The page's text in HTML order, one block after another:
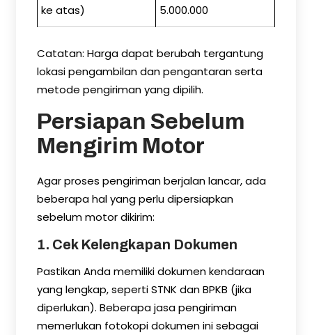
ke atas)
5.000.000
Catatan: Harga dapat berubah tergantung
lokasi pengambilan dan pengantaran serta
metode pengiriman yang dipilih.
Persiapan Sebelum
Mengirim Motor
Agar proses pengiriman berjalan lancar, ada
beberapa hal yang perlu dipersiapkan
sebelum motor dikirim:
1. Cek Kelengkapan Dokumen
Pastikan Anda memiliki dokumen kendaraan
yang lengkap, seperti STNK dan BPKB (jika
diperlukan). Beberapa jasa pengiriman
memerlukan fotokopi dokumen ini sebagai